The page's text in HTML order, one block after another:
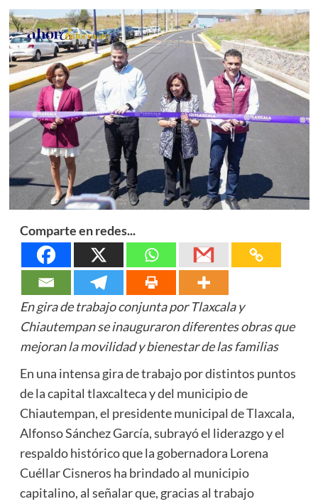
Comparte en redes...
En gira de trabajo conjunta por Tlaxcala y
Chiautempan se inauguraron diferentes obras que
mejoran la movilidad y bienestar de las familias
En una intensa gira de trabajo por distintos puntos
de la capital tlaxcalteca y del municipio de
Chiautempan, el presidente municipal de Tlaxcala,
Alfonso Sánchez García, subrayó el liderazgo y el
respaldo histórico que la gobernadora Lorena
Cuéllar Cisneros ha brindado al municipio
capitalino, al señalar que, gracias al trabajo